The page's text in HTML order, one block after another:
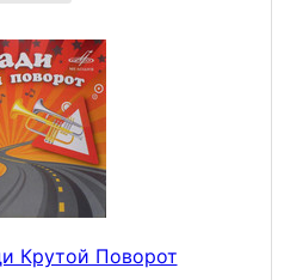
Крутой Поворот